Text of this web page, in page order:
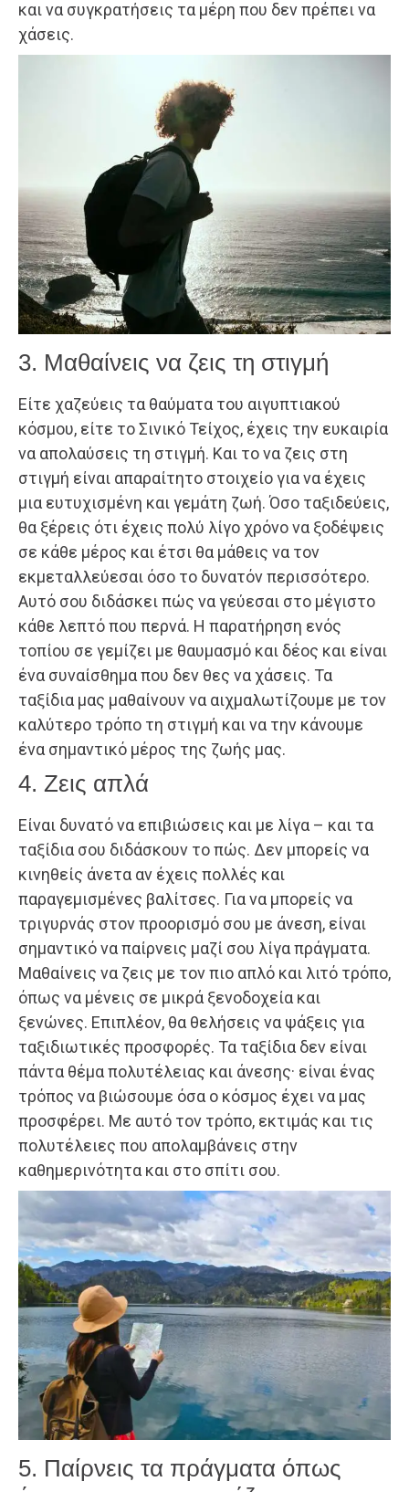
και να συγκρατήσεις τα μέρη που δεν πρέπει να
χάσεις.
3. Μαθαίνεις να ζεις τη στιγμή
Είτε χαζεύεις τα θαύματα του αιγυπτιακού
κόσμου, είτε το Σινικό Τείχος, έχεις την ευκαιρία
να απολαύσεις τη στιγμή. Και το να ζεις στη
στιγμή είναι απαραίτητο στοιχείο για να έχεις
μια ευτυχισμένη και γεμάτη ζωή. Όσο ταξιδεύεις,
θα ξέρεις ότι έχεις πολύ λίγο χρόνο να ξοδέψεις
σε κάθε μέρος και έτσι θα μάθεις να τον
εκμεταλλεύεσαι όσο το δυνατόν περισσότερο.
Αυτό σου διδάσκει πώς να γεύεσαι στο μέγιστο
κάθε λεπτό που περνά. Η παρατήρηση ενός
τοπίου σε γεμίζει με θαυμασμό και δέος και είναι
ένα συναίσθημα που δεν θες να χάσεις. Τα
ταξίδια μας μαθαίνουν να αιχμαλωτίζουμε με τον
καλύτερο τρόπο τη στιγμή και να την κάνουμε
ένα σημαντικό μέρος της ζωής μας.
4. Ζεις απλά
Είναι δυνατό να επιβιώσεις και με λίγα – και τα
ταξίδια σου διδάσκουν το πώς. Δεν μπορείς να
κινηθείς άνετα αν έχεις πολλές και
παραγεμισμένες βαλίτσες. Για να μπορείς να
τριγυρνάς στον προορισμό σου με άνεση, είναι
σημαντικό να παίρνεις μαζί σου λίγα πράγματα.
Μαθαίνεις να ζεις με τον πιο απλό και λιτό τρόπο,
όπως να μένεις σε μικρά ξενοδοχεία και
ξενώνες. Επιπλέον, θα θελήσεις να ψάξεις για
ταξιδιωτικές προσφορές. Τα ταξίδια δεν είναι
πάντα θέμα πολυτέλειας και άνεσης· είναι ένας
τρόπος να βιώσουμε όσα ο κόσμος έχει να μας
προσφέρει. Με αυτό τον τρόπο, εκτιμάς και τις
πολυτέλειες που απολαμβάνεις στην
καθημερινότητα και στο σπίτι σου.
5. Παίρνεις τα πράγματα όπως